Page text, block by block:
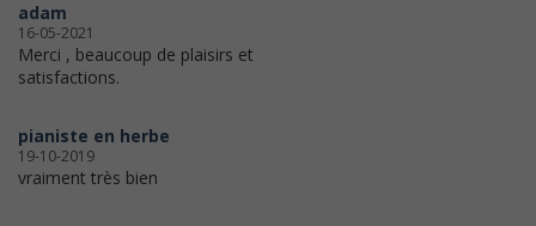
adam
16-05-2021
Merci , beaucoup de plaisirs et
satisfactions.
pianiste en herbe
19-10-2019
vraiment très bien